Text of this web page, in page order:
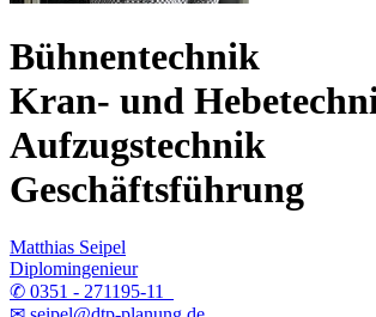
Bühnentechnik
Kran- und
Aufzugstechnik
Geschäftsführung
Matthias Seipel
Diplomingenieur
✆ 0351 - 271195-11